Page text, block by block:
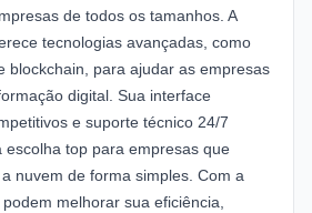
de todos os tamanhos. A
tecnologias avançadas, como
blockchain, para ajudar as empresas
digital. Sua interface
e suporte técnico 24/7
escolha top para empresas que
nuvem de forma simples. Com a
melhorar sua eficiência,